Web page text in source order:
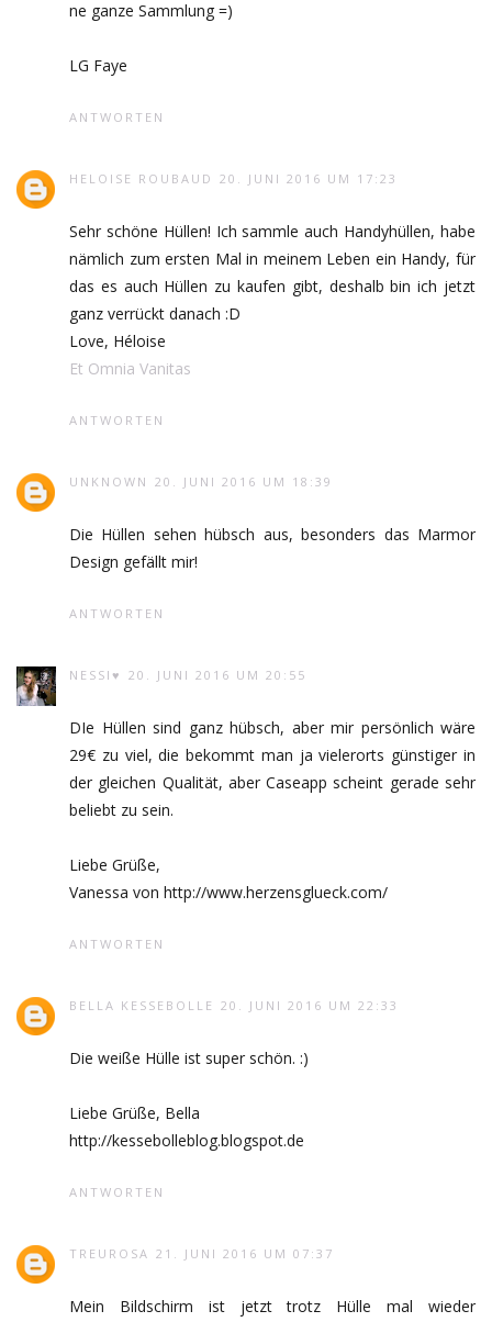
ne ganze Sammlung =)
LG Faye
ANTWORTEN
HELOISE ROUBAUD 20. JUNI 2016 UM 17:23
Sehr schöne Hüllen! Ich sammle auch Handyhüllen, habe
nämlich zum ersten Mal in meinem Leben ein Handy, für
das es auch Hüllen zu kaufen gibt, deshalb bin ich jetzt
ganz verrückt danach :D
Love, Héloise
Et Omnia Vanitas
ANTWORTEN
UNKNOWN 20. JUNI 2016 UM 18:39
Die Hüllen sehen hübsch aus, besonders das Marmor
Design gefällt mir!
ANTWORTEN
NESSI♥ 20. JUNI 2016 UM 20:55
DIe Hüllen sind ganz hübsch, aber mir persönlich wäre
29€ zu viel, die bekommt man ja vielerorts günstiger in
der gleichen Qualität, aber Caseapp scheint gerade sehr
beliebt zu sein.
Liebe Grüße,
Vanessa von http://www.herzensglueck.com/
ANTWORTEN
BELLA KESSEBOLLE 20. JUNI 2016 UM 22:33
Die weiße Hülle ist super schön. :)
Liebe Grüße, Bella
http://kessebolleblog.blogspot.de
ANTWORTEN
TREUROSA 21. JUNI 2016 UM 07:37
Mein Bildschirm ist jetzt trotz Hülle mal wieder